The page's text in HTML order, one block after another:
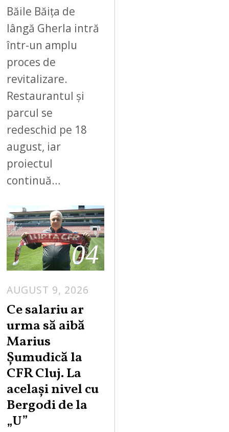
Băile Băița de
lângă Gherla intră
într-un amplu
proces de
revitalizare.
Restaurantul și
parcul se
redeschid pe 18
august, iar
proiectul
continuă…
04
AUGUST 9, 2026
Ce salariu ar
urma să aibă
Marius
Șumudică la
CFR Cluj. La
același nivel cu
Bergodi de la
„U”